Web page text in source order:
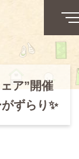
ア”開催
ずらり✨